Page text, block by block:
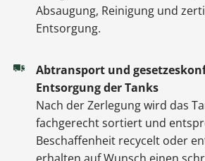
Absaugung, Reinigung und
Entsorgung.
Abtransport und
Entsorgung der Tanks
Nach der Zerlegung wird das
fachgerecht sortiert und
Beschaffenheit recycelt oder